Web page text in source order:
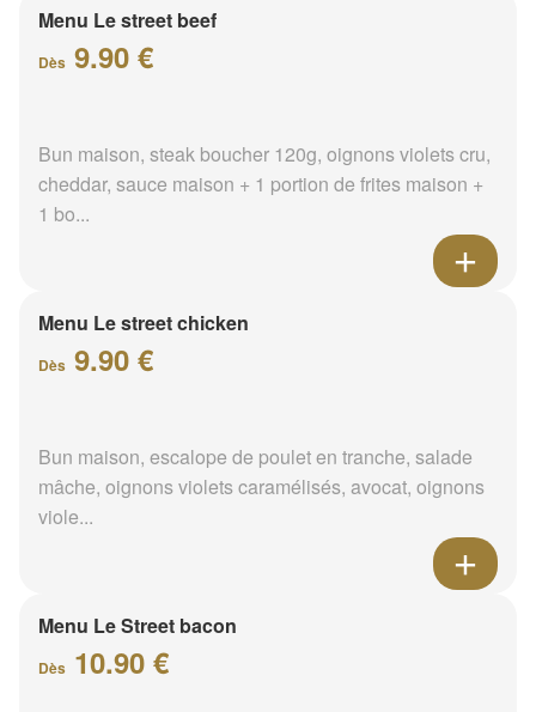
Menu Le street beef
Dès 9.90 €
Bun maison, steak boucher 120g, oignons violets cru,
cheddar, sauce maison + 1 portion de frites maison +
1 bo...
Menu Le street chicken
Dès 9.90 €
Bun maison, escalope de poulet en tranche, salade
mâche, oignons violets caramélisés, avocat, oignons
viole...
Menu Le Street bacon
Dès 10.90 €